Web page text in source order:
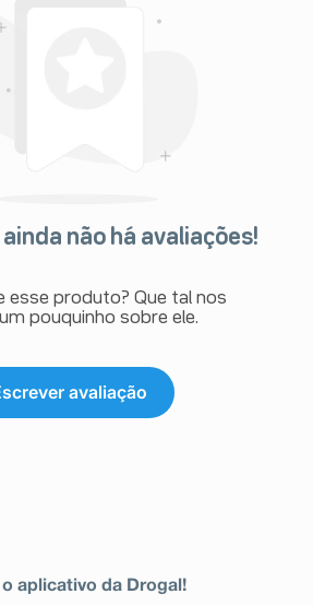
não há avaliações!
esse produto? Que tal nos
pouquinho sobre ele.
avaliação
o aplicativo da Drogal!